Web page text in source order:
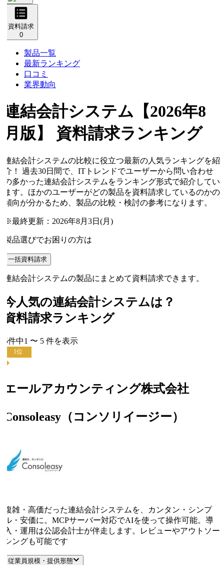
資料請求
製品一覧
最新ランキング
口コミ
業界動向
結会計システム【2026年8
版】 資料請求ランキング
結会計システムの比較に役立つ最新の人気ランキングを紹
！ 過去30日間で、ITトレンドでユーザーから問い合わせ
多かった連結会計システムをランキング形式で紹介してい
す。ほかのユーザーがどの製品を資料請求しているのかの
向が分かるため、製品の比較・検討の参考になります。
最終更新： 2026年8月3日(月)
品選びでお困りの方は
一括資料請求
結会計システムの製品にまとめて資料請求できます。
人気の連結会計システムは？
料請求ランキング
件中1〜5件を表示
位
ールアカウンティング株式会社
（コンソリイージー）
雑・高価だった連結会計システムを、カンタン・シンプ
・安価に。MCPサーバー対応でAIを使って操作可能。導
・運用は公認会計士が伴走します。レビューやアウトソー
ングも可能です
従業員規模・提供形態